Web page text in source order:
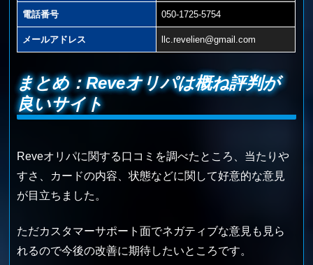
電話番号 050-1725-5754
メールアドレス llc.revelien@gmail.com
まとめ：Reveオリパは概ね評判が
良いサイト
Reveオリパに関する口コミを調べたところ、当たりや
すさ、カードの内容、状態などに関して好意的な意見
が目立ちました。
ただカスタマーサポート面でネガティブな意見も見ら
れるので今後の改善に期待したいところです。